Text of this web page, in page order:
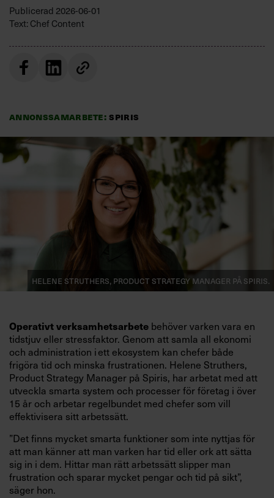
Logga in
Prenumerera
personuppgiftsbehandling
Sök
efter:
Publicerad 2026-06-01
Text: Chef Content
Annonssamarbete:Spiris
Helene Struthers, Product Strategy Manager på Spiris.
Operativt verksamhetsarbete behöver varken vara en
tidstjuv eller stressfaktor. Genom att samla all ekonomi
och administration i ett ekosystem kan chefer både
frigöra tid och minska frustrationen. Helene Struthers,
Product Strategy Manager på Spiris, har arbetat med att
utveckla smarta system och processer för företag i över
15 år och arbetar regelbundet med chefer som vill
effektivisera sitt arbetssätt.
”Det finns mycket smarta funktioner som inte nyttjas för
att man känner att man varken har tid eller ork att sätta
sig in i dem. Hittar man rätt arbetssätt slipper man
frustration och sparar mycket pengar och tid på sikt”,
säger hon.